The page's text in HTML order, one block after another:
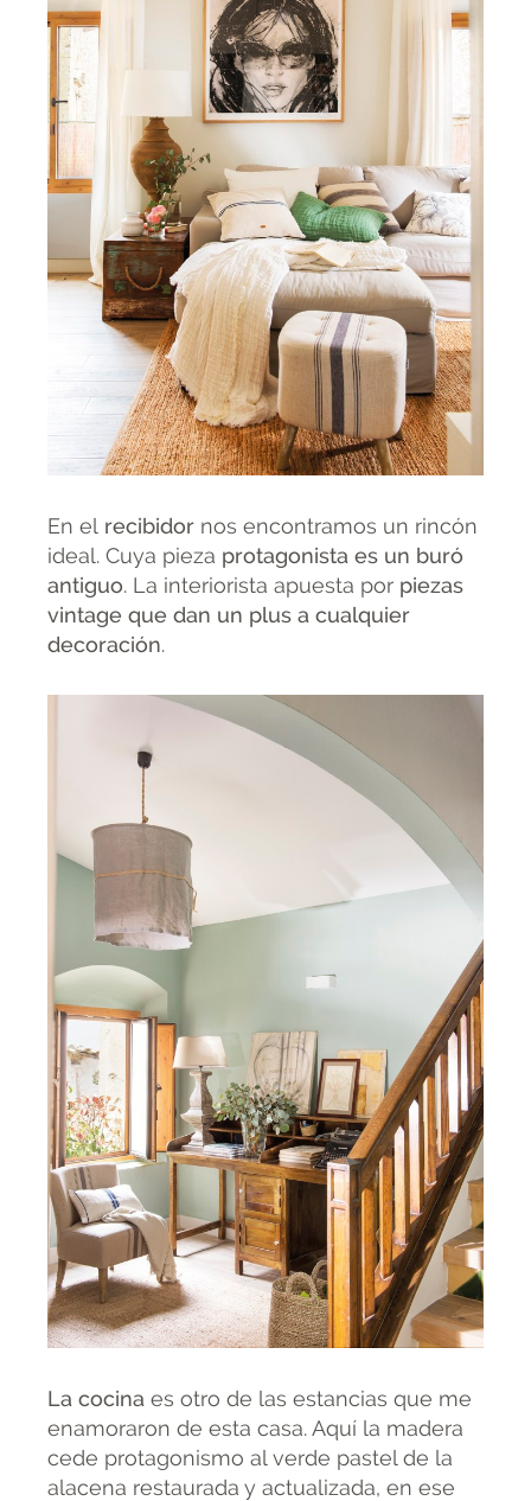
En el recibidor nos encontramos un rincón
ideal. Cuya pieza protagonista es un buró
antiguo. La interiorista apuesta por piezas
vintage que dan un plus a cualquier
decoración.
La cocina es otro de las estancias que me
enamoraron de esta casa. Aquí la madera
cede protagonismo al verde pastel de la
alacena restaurada y actualizada, en ese